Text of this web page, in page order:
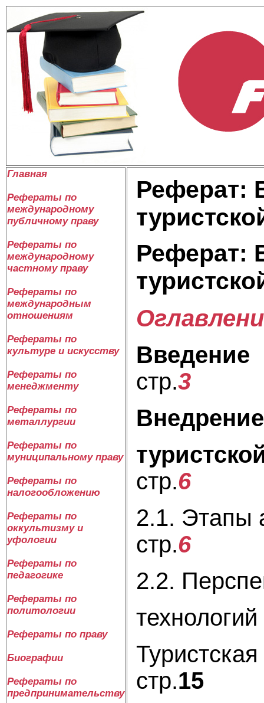
Главная
Рефераты по
международному
публичному праву
Рефераты по
международному
частному праву
Рефераты по
международным
отношениям
Рефераты по
культуре и искусству
Рефераты по
менеджменту
Рефераты по
металлургии
Рефераты по
муниципальному праву
Рефераты по
налогообложению
Рефераты по
оккультизму и
уфологии
Рефераты по
педагогике
Рефераты по
политологии
Рефераты по праву
Биографии
Рефераты по
предпринимательству
Реферат:
Реферат:
Введение
стр.3
стр.6
2.1.
стр.6
2.2.
стр.15